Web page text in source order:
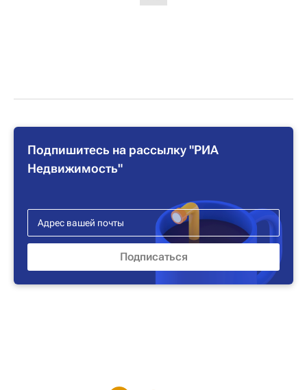
Подпишитесь на рассылку "РИА
Недвижимость"